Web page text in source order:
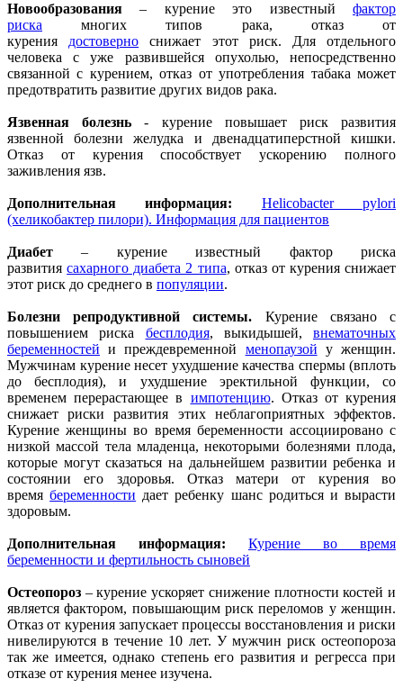
Новообразования – курение это известный фактор
риска многих типов рака, отказ от
курениядостоверно снижает этот риск. Для отдельного
человека с уже развившейся опухолью, непосредственно
связанной с курением, отказ от употребления табака может
предотвратить развитие других видов рака.
Язвенная болезнь- курение повышает риск развития
язвенной болезни желудка и двенадцатиперстной кишки.
Отказ от курения способствует ускорению полного
заживления язв.
Дополнительная информация:
Helicobacter pylori
(хеликобактер пилори). Информация для пациентов
Диабет – курение известный фактор риска
развитиясахарного диабета 2 типа, отказ от курения снижает
этот риск до среднего в популяции.
Болезни репродуктивной системы. Курение связано с
повышением риска бесплодия, выкидышей, внематочных
беременностей и преждевременной менопаузой у женщин.
Мужчинам курение несет ухудшение качества спермы (вплоть
до бесплодия), и ухудшение эректильной функции, со
временем перерастающее в импотенцию. Отказ от курения
снижает риски развития этих неблагоприятных эффектов.
Курение женщины во время беременности ассоциировано с
низкой массой тела младенца, некоторыми болезнями плода,
которые могут сказаться на дальнейшем развитии ребенка и
состоянии его здоровья. Отказ матери от курения во
времябеременности дает ребенку шанс родиться и вырасти
здоровым.
Дополнительная информация:
Курение во время
беременности и фертильность сыновей
Остеопороз – курение ускоряет снижение плотности костей и
является фактором, повышающим риск переломов у женщин.
Отказ от курения запускает процессы восстановления и риски
нивелируются в течение 10 лет. У мужчин риск остеопороза
так же имеется, однако степень его развития и регресса при
отказе от курения менее изучена.